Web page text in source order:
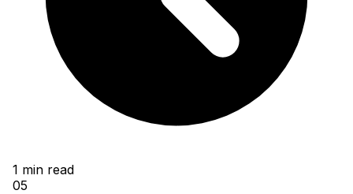
1 min read
05